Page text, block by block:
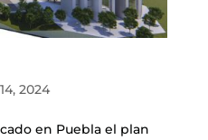
2024
en Puebla el plan